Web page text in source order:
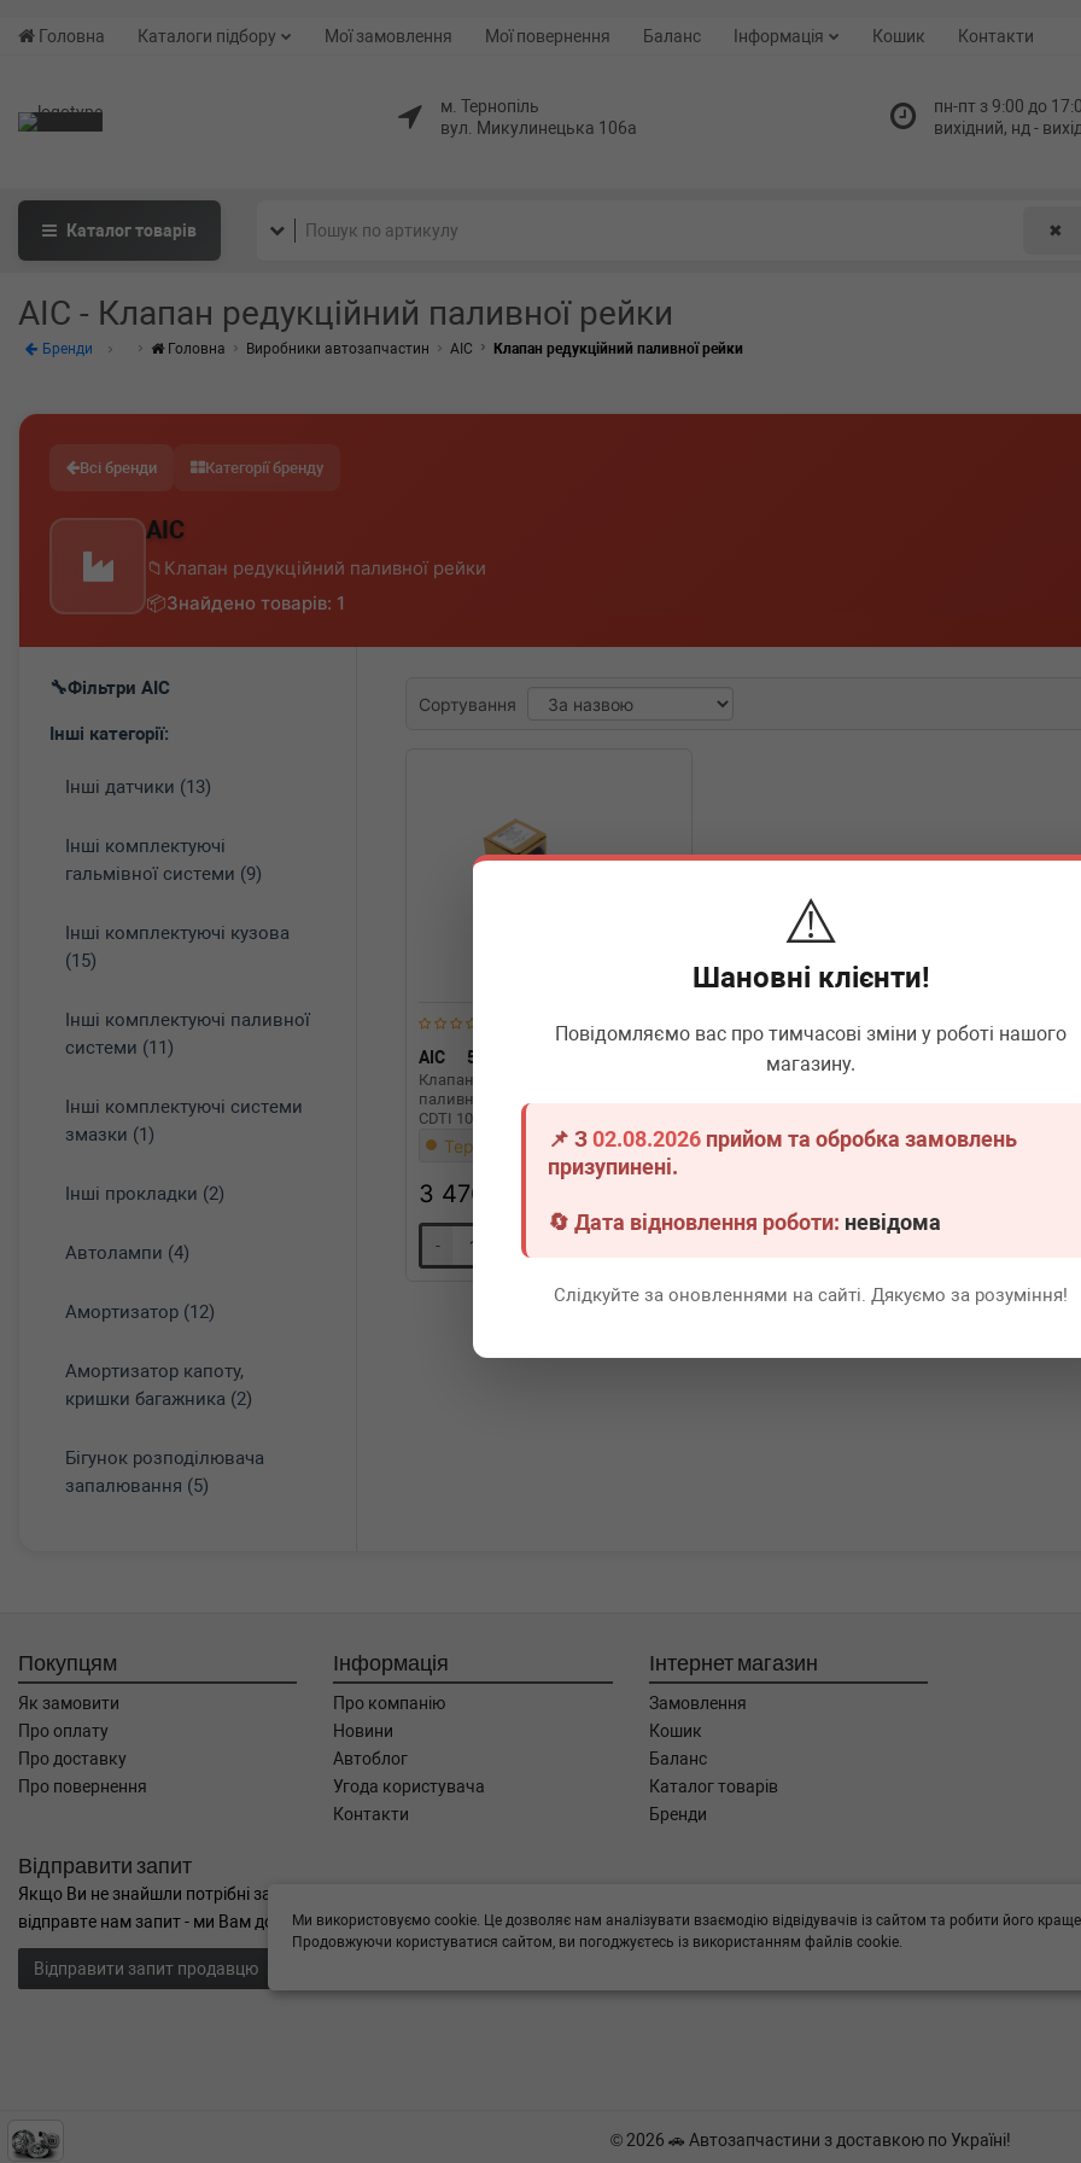
⚠️
Шановні клієнти!
Повідомляємо вас про тимчасові зміни у роботі нашого
магазину.
📌 З02.08.2026 прийом та обробка замовлень
призупинені.
🔄 Дата відновлення роботи: невідома
Слідкуйте за оновленнями на сайті. Дякуємо за розуміння!
Головна Каталоги підбору Мої замовлення Мої повернення Баланс Інформація Кошик Контакти
м. Тернопіль
вул. Микулинецька 106а
пн-пт з 9:00 до
вихідний, нд -
Каталогтоварів ✖
AIC - Клапан редукційний паливної рейки
Бренди Головна Виробники автозапчастин AIC Клапан редукційний паливної рейки
Всі бренди Категорії бренду
AIC
Клапан редукційний паливної рейки
Знайдено товарів: 1
Фільтри AIC
Інші категорії:
Інші датчики (13)
Інші комплектуючі
гальмівної системи (9)
Інші комплектуючі кузова
(15)
Інші комплектуючі паливної
системи (11)
Інші комплектуючі системи
змазки (1)
Інші прокладки (2)
Автолампи (4)
Амортизатор (12)
Амортизатор капоту,
кришки багажника (2)
Бігунок розподілювача
запалювання (5)
Сортування
AIC 57632
Клапан редукційний рейки
паливної Fiat Doblo/Opel Vivaro 1.6
CDTI 10-
Термін 1 дн. 1 шт.
3 470
-
Покупцям
Як замовити
Про оплату
Про доставку
Про повернення
Інформація
Про компанію
Новини
Автоблог
Угода користувача
Контакти
Інтернет магазин
Замовлення
Кошик
Баланс
Каталог товарів
Бренди
Відправити запит
Якщо Ви не знайшли потрібні запчастини, або Вам потрібна допомога в підборі,
відправте нам запит - ми Вам допоможемо
Відправити запит продавцю
© 2026 🚗 Автозапчастини з доставкою по Україні!
Ми використовуємо cookie. Це дозволяє нам аналізувати взаємодію відвідувачів із сайтом та робити його
Продовжуючи користуватися сайтом, ви погоджуєтесь із використанням файлів cookie.